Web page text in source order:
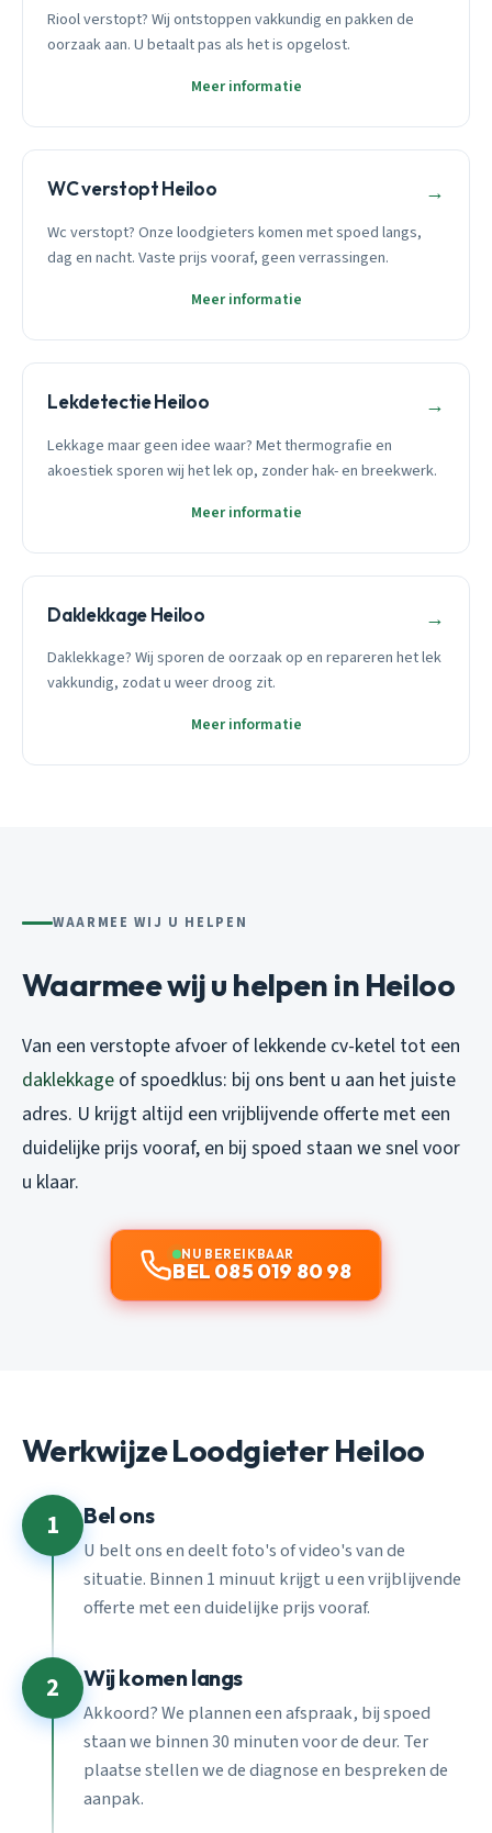
Riool verstopt? Wij ontstoppen vakkundig en pakken de
oorzaak aan. U betaalt pas als het is opgelost.
Meer informatie
WC verstopt Heiloo →
Wc verstopt? Onze loodgieters komen met spoed langs,
dag en nacht. Vaste prijs vooraf, geen verrassingen.
Meer informatie
Lekdetectie Heiloo →
Lekkage maar geen idee waar? Met thermografie en
akoestiek sporen wij het lek op, zonder hak- en breekwerk.
Meer informatie
Daklekkage Heiloo →
Daklekkage? Wij sporen de oorzaak op en repareren het lek
vakkundig, zodat u weer droog zit.
Meer informatie
WAARMEE WIJ U HELPEN
Waarmee wij u helpen in Heiloo
Van een verstopte afvoer of lekkende cv-ketel tot een
daklekkage of spoedklus: bij ons bent u aan het juiste
adres. U krijgt altijd een vrijblijvende offerte met een
duidelijke prijs vooraf, en bij spoed staan we snel voor
u klaar.
NU BEREIKBAAR
BEL 085 019 80 98
Werkwijze Loodgieter Heiloo
1 Bel ons
U belt ons en deelt foto's of video's van de
situatie. Binnen 1 minuut krijgt u een vrijblijvende
offerte met een duidelijke prijs vooraf.
2 Wij komen langs
Akkoord? We plannen een afspraak, bij spoed
staan we binnen 30 minuten voor de deur. Ter
plaatse stellen we de diagnose en bespreken de
aanpak.